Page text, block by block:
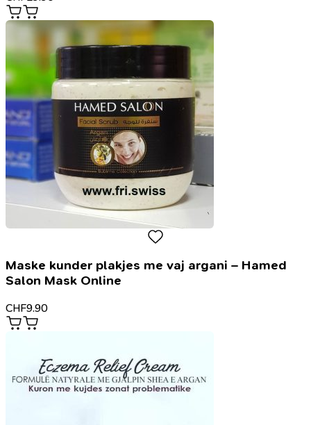
Maske kunder plakjes me vaj argani – Hamed
Salon Mask Online
CHF9.90